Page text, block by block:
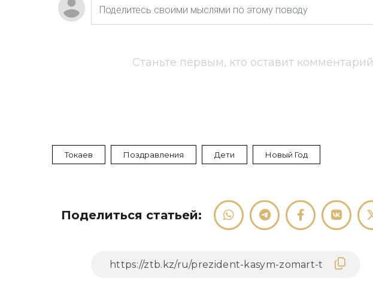
Станьте первым, кто оставит комментарий
Токаев Поздравления Дети Новый Год
Поделиться статьей: